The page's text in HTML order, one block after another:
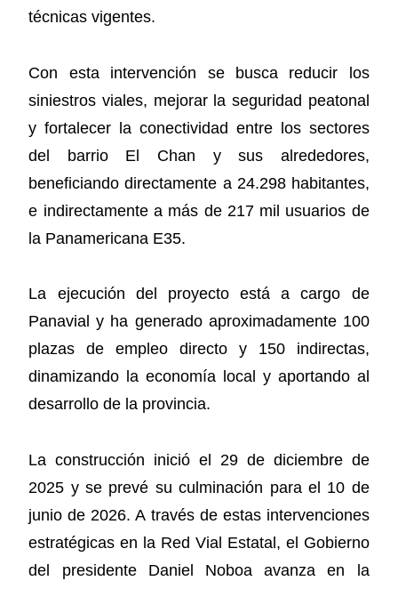
técnicas vigentes.
Con esta intervención se busca reducir los
siniestros viales, mejorar la seguridad peatonal
y fortalecer la conectividad entre los sectores
del barrio El Chan y sus alrededores,
beneficiando directamente a 24.298 habitantes,
e indirectamente a más de 217 mil usuarios de
la Panamericana E35.
La ejecución del proyecto está a cargo de
Panavial y ha generado aproximadamente 100
plazas de empleo directo y 150 indirectas,
dinamizando la economía local y aportando al
desarrollo de la provincia.
La construcción inició el 29 de diciembre de
2025 y se prevé su culminación para el 10 de
junio de 2026. A través de estas intervenciones
estratégicas en la Red Vial Estatal, el Gobierno
del presidente Daniel Noboa avanza en la